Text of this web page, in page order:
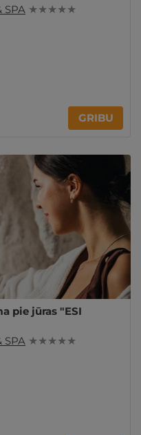
SPA ★ ★ ★ ★ ★
GRIBU
pie jūras "ESI
SPA ★ ★ ★ ★ ★